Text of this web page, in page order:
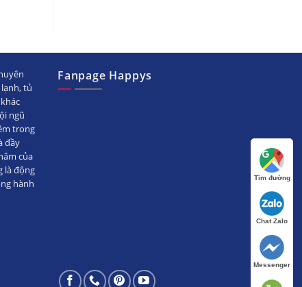
tủ
ngũ
trong
đầy
của
là động
hành
Fanpage Happys
Tìm đường
Chat Zalo
Messenger